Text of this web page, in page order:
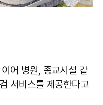
어 병원, 종교시설 같
서비스를 제공한다고